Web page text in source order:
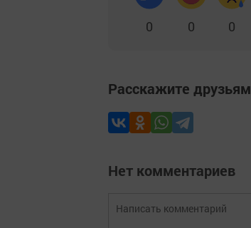
0 0 0
Расскажите друзьям
Нет комментариев